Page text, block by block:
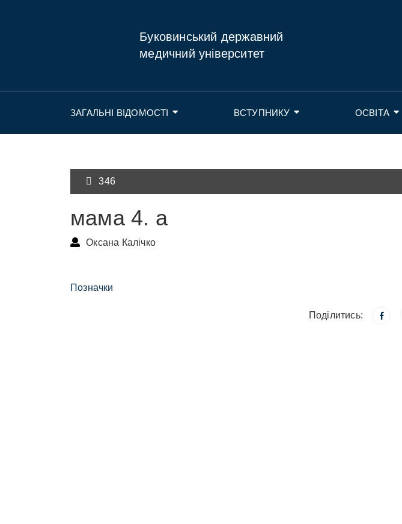
Буковинський державний
медичний університет
ЗАГАЛЬНІ ВІДОМОСТІ ВСТУПНИКУ ОСВІТА
346
мама 4. а
Оксана Калічко
Позначки
Поділитись: